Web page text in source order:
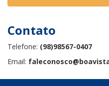
Contato
Telefone: (98)98567-0407
Email: